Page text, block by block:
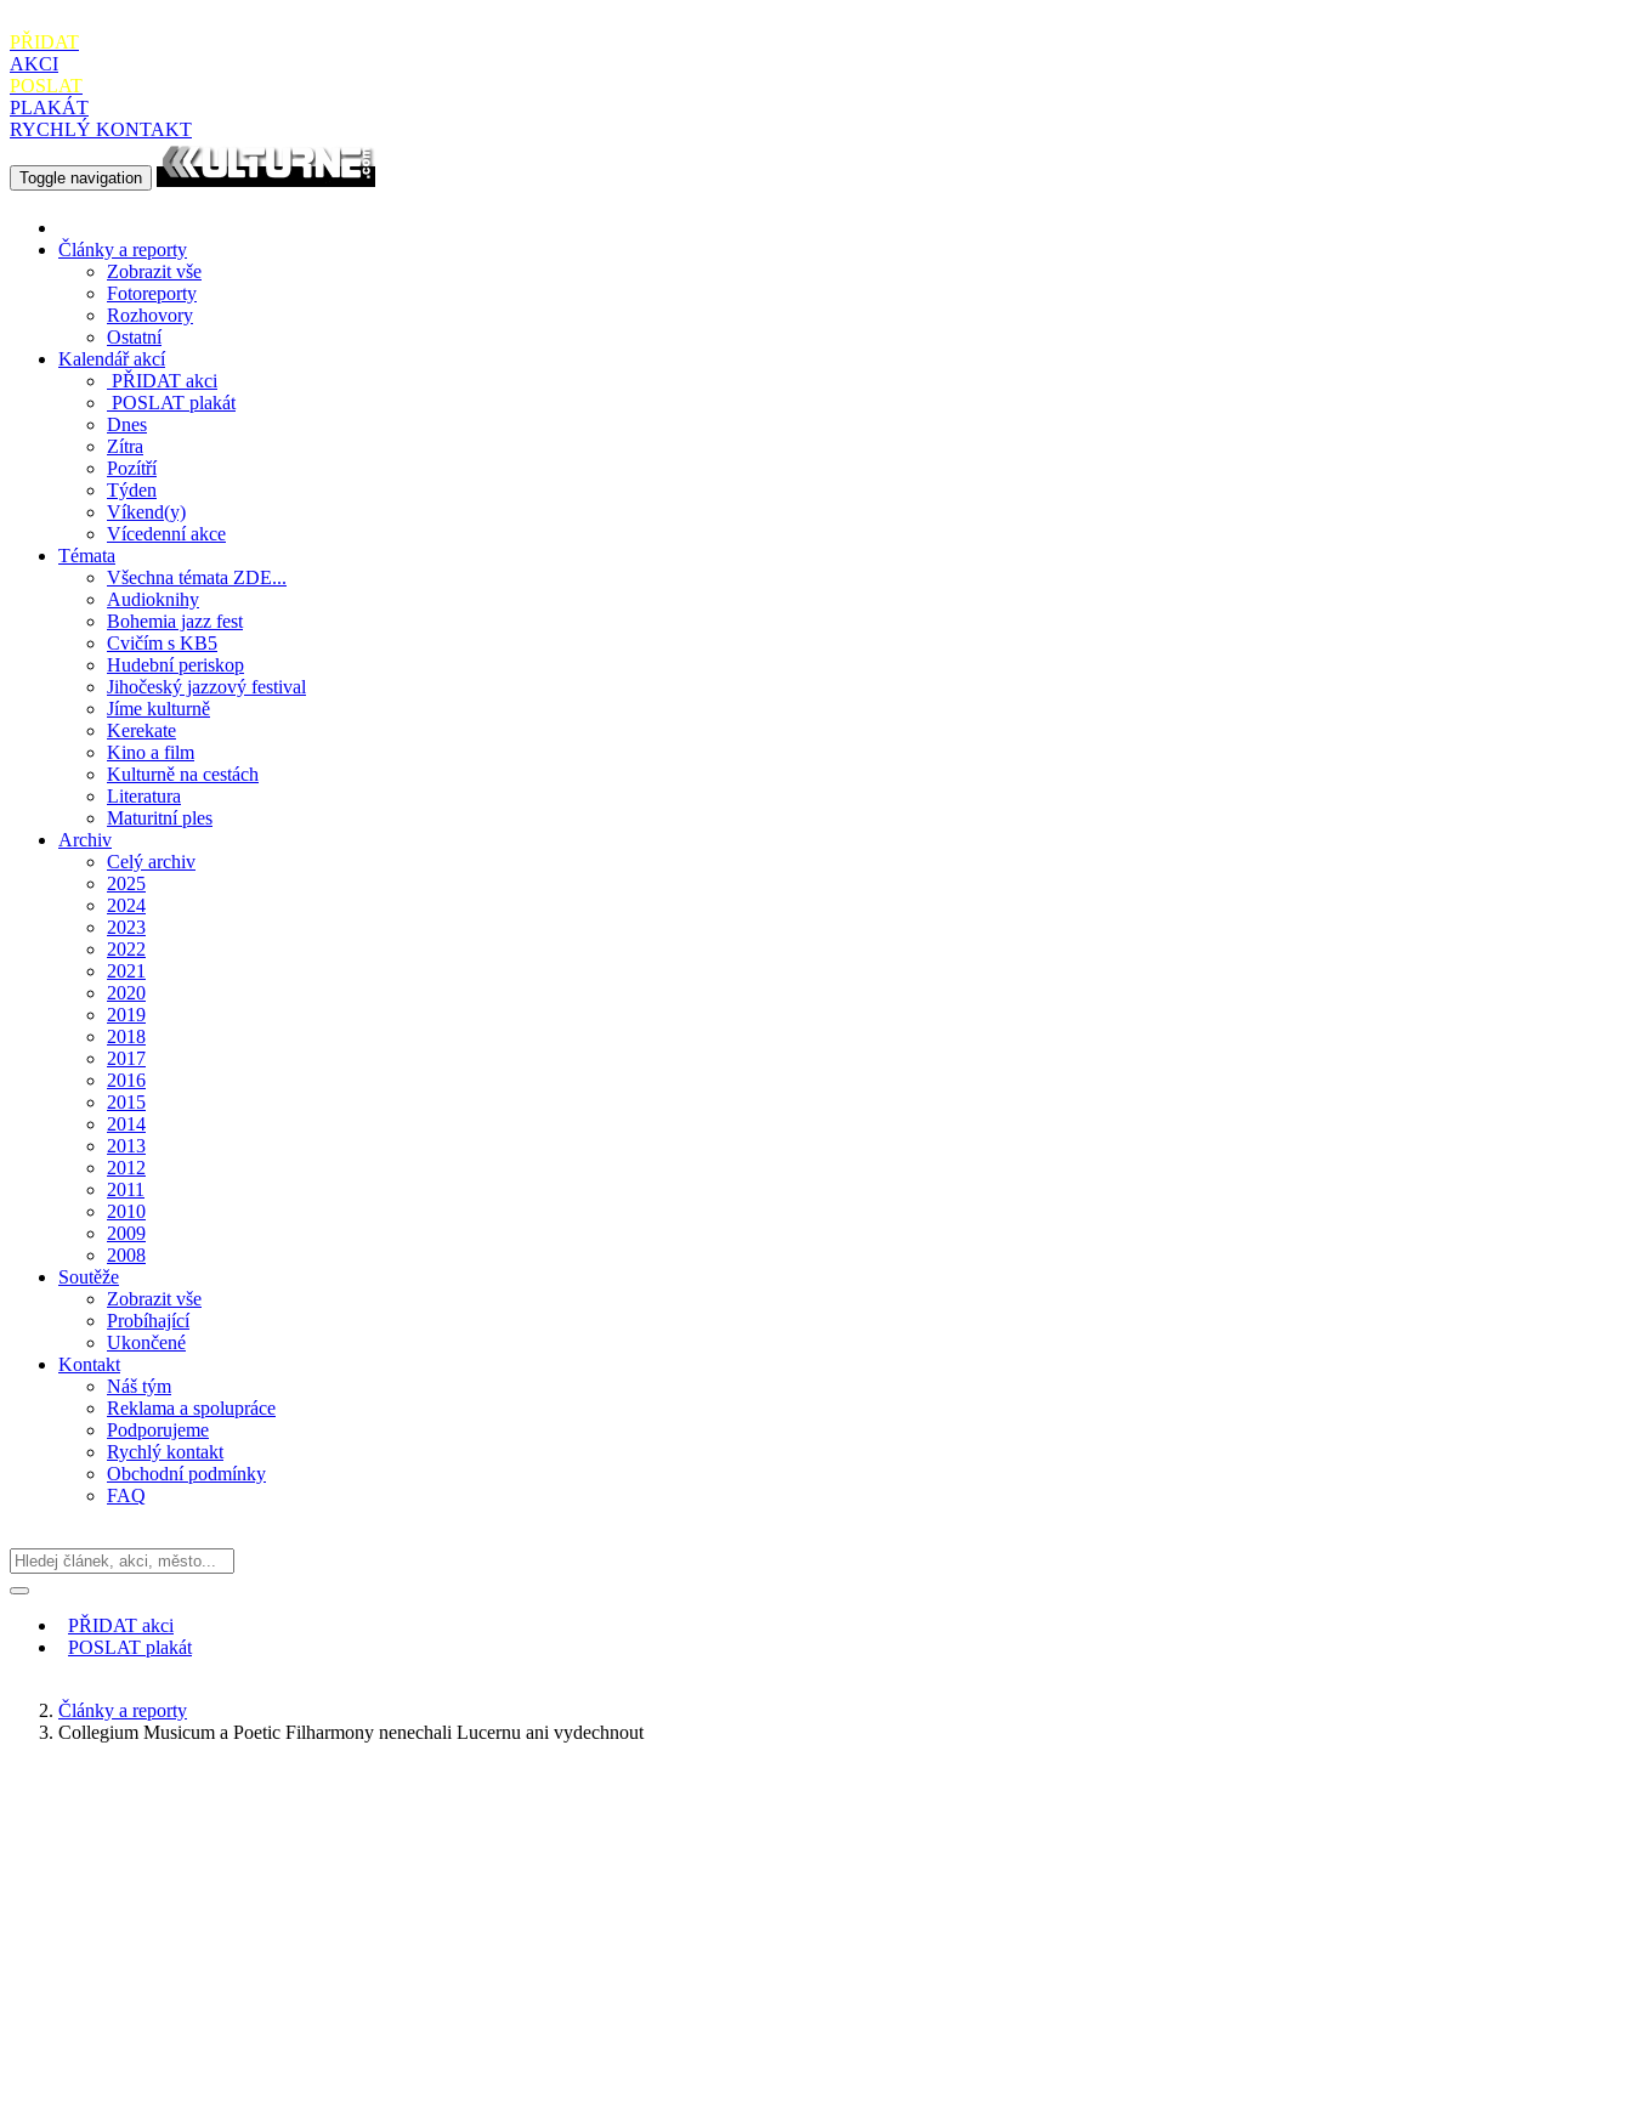
PŘIDAT
AKCI
POSLAT
PLAKÁT
RYCHLÝ KONTAKT
Toggle navigation
Články a reporty
Zobrazit vše
Fotoreporty
Rozhovory
Ostatní
Kalendář akcí
PŘIDAT akci
POSLAT plakát
Dnes
Zítra
Pozítří
Týden
Víkend(y)
Vícedenní akce
Témata
Všechna témata ZDE...
Audioknihy
Bohemia jazz fest
Cvičím s KB5
Hudební periskop
Jihočeský jazzový festival
Jíme kulturně
Kerekate
Kino a film
Kulturně na cestách
Literatura
Maturitní ples
Archiv
Celý archiv
2025
2024
2023
2022
2021
2020
2019
2018
2017
2016
2015
2014
2013
2012
2011
2010
2009
2008
Soutěže
Zobrazit vše
Probíhající
Ukončené
Kontakt
Náš tým
Reklama a spolupráce
Podporujeme
Rychlý kontakt
Obchodní podmínky
FAQ
PŘIDAT akci
POSLAT plakát
Články a reporty
Collegium Musicum a Poetic Filharmony nenechali Lucernu ani vydechnout